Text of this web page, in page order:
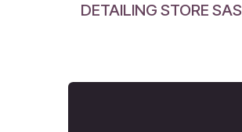
DETAILING STORE SAS